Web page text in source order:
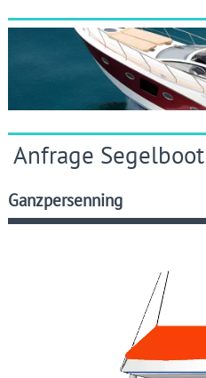
Anfrage Segelboot
Ganzpersenning